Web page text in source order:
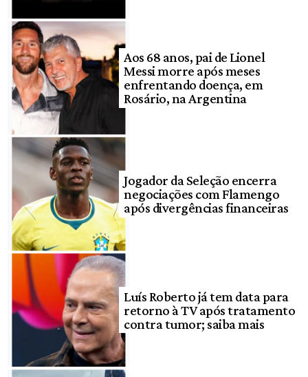
Aos 68 anos, pai de Lionel
Messi morre após meses
enfrentando doença, em
Rosário, na Argentina
Jogador da Seleção encerra
negociações com Flamengo
após divergências financeiras
Luís Roberto já tem data para
retorno à TV após tratamento
contra tumor; saiba mais